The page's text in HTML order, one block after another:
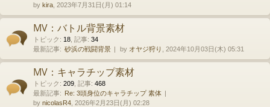
by kira , 2023年7月31日(月) 01:14
MV：バトル背景素材
トピック : 18 記事: 34
最新記事: 砂浜の戦闘背景 by オヤジ狩り , 2024年10月03日(木) 05:31
MV：キャラチップ素材
トピック : 209 記事: 468
最新記事: Re: 3頭身位のキャラチップ 素体
by nicolasR4 , 2026年2月23日(月) 02:28